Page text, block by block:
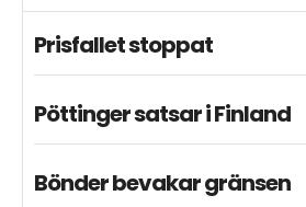
Prisfallet stoppat
Pöttinger satsar i Finland
Bönder bevakar gränsen